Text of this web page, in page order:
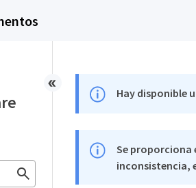
Hay disponible
Se proporciona
inconsistencia,